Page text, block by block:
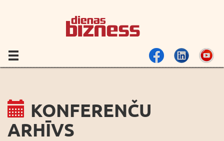
KONFERENČU
ARHĪVS